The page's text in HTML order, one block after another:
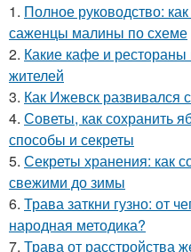
1. Полное руководство:
саженцы малины по схеме
2. Какие кафе и
жителей
3. Как Ижевск развивался
4. Советы, как сохранить
способы и секреты
5. Секреты хранения: как
свежими до зимы
6. Трава заткни гузно: от
народная методика?
7. Трава от расстройства